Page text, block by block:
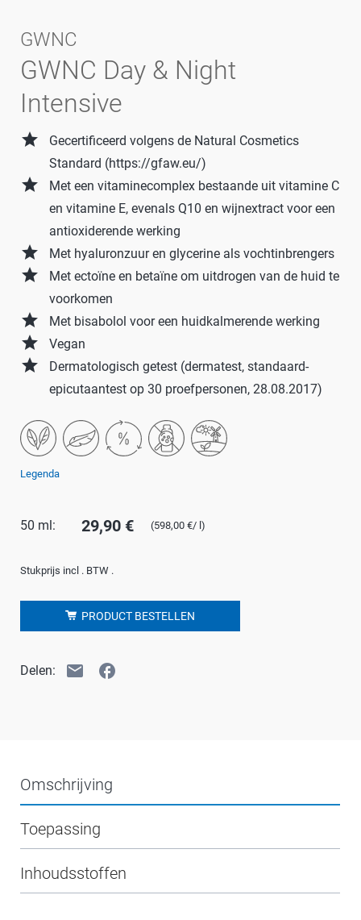
GWNC
GWNC Day & Night
Intensive
grade
Gecertificeerd volgens de Natural Cosmetics
Standard (https://gfaw.eu/)
grade
Met een vitaminecomplex bestaande uit vitamine C
en vitamine E, evenals Q10 en wijnextract voor een
antioxiderende werking
grade Met hyaluronzuur en glycerine als vochtinbrengers
grade
Met ectoïne en betaïne om uitdrogen van de huid te
voorkomen
grade Met bisabolol voor een huidkalmerende werking
grade Vegan
grade
Dermatologisch getest (dermatest, standaard-
epicutaantest op 30 proefpersonen, 28.08.2017)
Legenda
50 ml: 29,90 € (598,00 €/ l)
Stukprijs incl . BTW .
PRODUCT BESTELLEN
Delen: email facebook
Omschrijving
Toepassing
Inhoudsstoffen